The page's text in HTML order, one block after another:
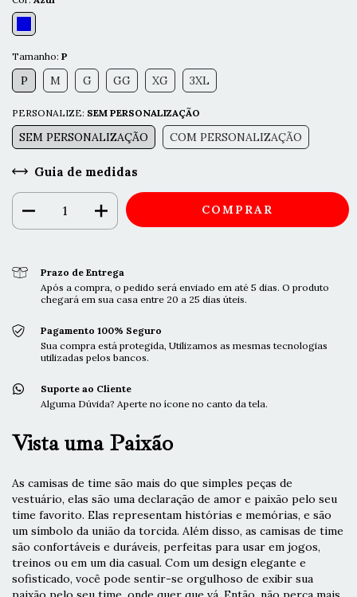
Tamanho: P
P M G GG XG 3XL
PERSONALIZE: SEM PERSONALIZAÇÃO
SEM PERSONALIZAÇÃO COM PERSONALIZAÇÃO
Guia de medidas
Prazo de Entrega
Após a compra, o pedido será enviado em até 5 dias. O produto
chegará em sua casa entre 20 a 25 dias úteis.
Pagamento 100% Seguro
Sua compra está protegida, Utilizamos as mesmas tecnologias
utilizadas pelos bancos.
Suporte ao Cliente
Alguma Dúvida? Aperte no ícone no canto da tela.
Vista uma Paixão
As camisas de time são mais do que simples peças de
vestuário, elas são uma declaração de amor e paixão pelo seu
time favorito. Elas representam histórias e memórias, e são
um símbolo da união da torcida. Além disso, as camisas de time
são confortáveis e duráveis, perfeitas para usar em jogos,
treinos ou em um dia casual. Com um design elegante e
sofisticado, você pode sentir-se orgulhoso de exibir sua